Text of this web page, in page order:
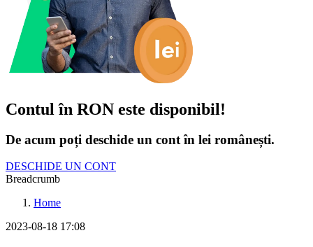
Contul în RON este disponibil!
De acum poți deschide un cont în lei românești.
DESCHIDE UN CONT
Breadcrumb
Home
2023-08-18 17:08